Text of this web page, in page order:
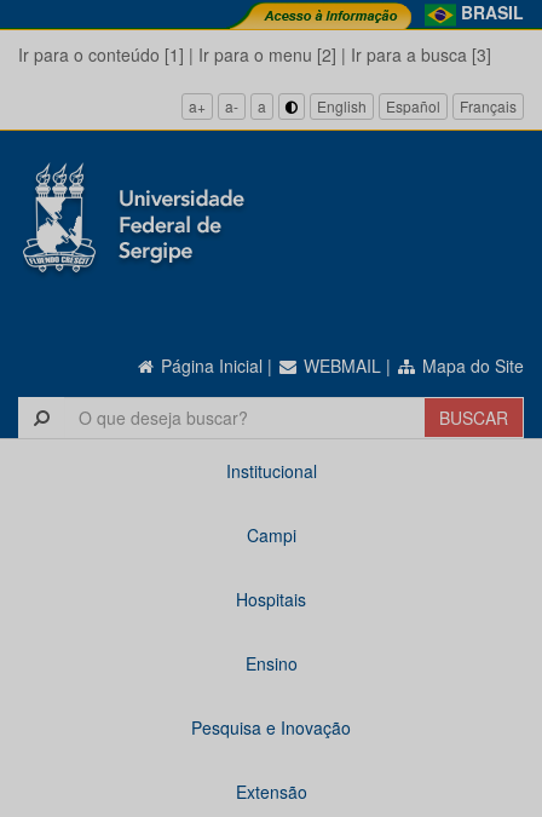
BRASIL
Ir para o conteúdo [1] | Ir para o menu [2] | Ir para a busca [3]
a+ a- a English Español Français
Página Inicial | WEBMAIL | Mapa do Site
Institucional
Campi
Hospitais
Ensino
Pesquisa e Inovação
Extensão